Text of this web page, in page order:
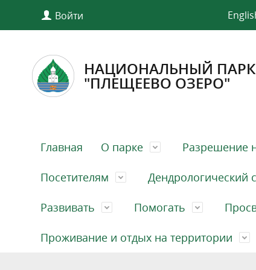
Войти
НАЦИОНАЛЬНЫЙ ПАРК
"ПЛЕЩЕЕВО ОЗЕРО"
Главная О парке Разрешение
Посетителям Дендрологический
Развивать Помогать
Проживание и отдых на территории